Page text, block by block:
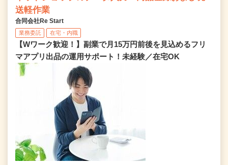
送軽作業
合同会社Re Start
業務委託 在宅・内職
【Wワーク歓迎！】副業で月15万円前後を見込めるフリ
マアプリ出品の運用サポート！未経験／在宅OK